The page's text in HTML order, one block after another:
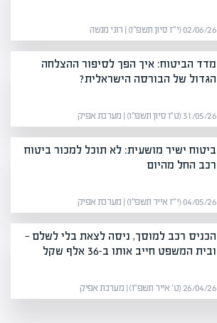
02/06/26 (י״ז סיון תשפ״ו) | רוני מנשה
מדד הביטוח: איך הפך לסיפור ההצלחה
הגדול של הבורסה הישראלית?
31/05/26 (ט״ו סיון תשפ״ו) | מערכת אפיק
ביטוח ישיר מושעית: לא תוכל למכור ביטוח
רכב החל מהיום
04/05/26 (י״ז אייר תשפ״ו) | מערכת אפיק
הכניס רכב למוסך, ניסה לצאת בלי לשלם —
ובית המשפט חייב אותו ב-36 אלף שקל
26/04/26 (ט׳ אייר תשפ״ו) | מערכת אפיק